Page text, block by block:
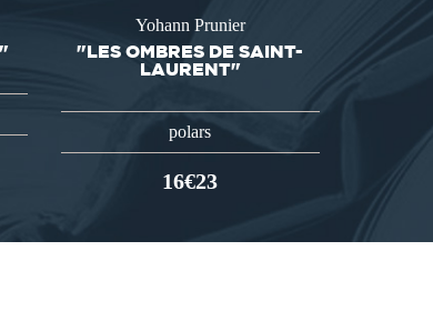
Yohann Prunier
"LES OMBRES DE SAINT-
LAURENT"
polars
16€23